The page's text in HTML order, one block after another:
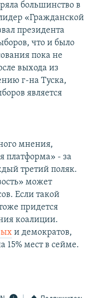
большинство в
«Гражданской
президента
что и было
пока не
выхода из
г-на Туска,
является
мнения,
платформа» - за
третий поляк.
может
Если такой
придется
коалиции.
и демократов,
15% мест в сейме.